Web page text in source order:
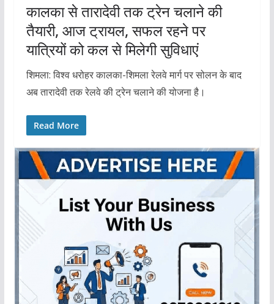
कालका से तारादेवी तक ट्रेन चलाने की
तैयारी, आज ट्रायल, सफल रहने पर
यात्रियों को कल से मिलेगी सुविधाएं
शिमला: विश्व धरोहर कालका-शिमला रेलवे मार्ग पर सोलन के बाद
अब तारादेवी तक रेलवे की ट्रेन चलाने की योजना है।
Read More